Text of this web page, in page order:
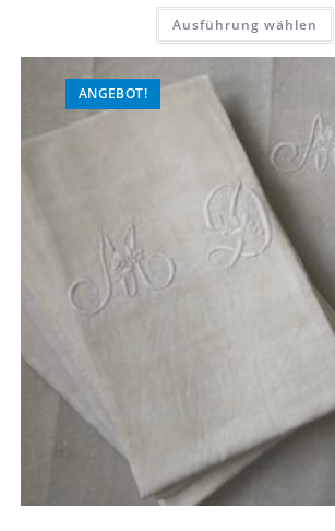
Ausführung wählen
ANGEBOT!